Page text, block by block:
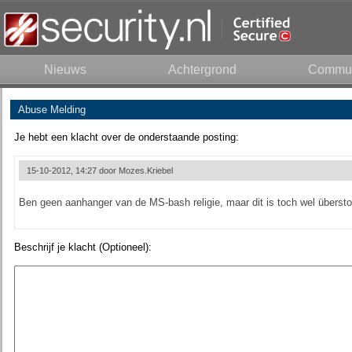
Nieuws Achtergrond
Abuse Melding
Je hebt een klacht over de onderstaande posting:
15-10-2012, 14:27 door Mozes.Kriebel
Ben geen aanhanger van de MS-bash religie, maar dit is toch wel
Beschrijf je klacht (Optioneel):